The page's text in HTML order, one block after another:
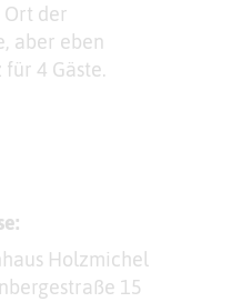
Ort der
aber eben
4 Gäste.
Holzmichel
15